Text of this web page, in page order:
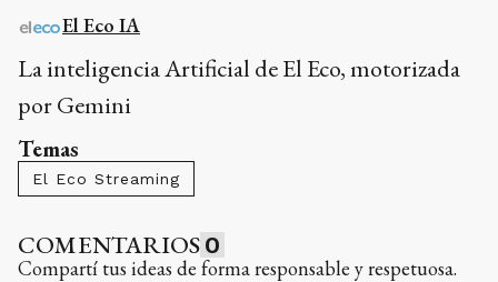
El Eco IA
La inteligencia Artificial de El Eco, motorizada
por Gemini
Temas
El Eco Streaming
COMENTARIOS 0
Compartí tus ideas de forma responsable y respetuosa.